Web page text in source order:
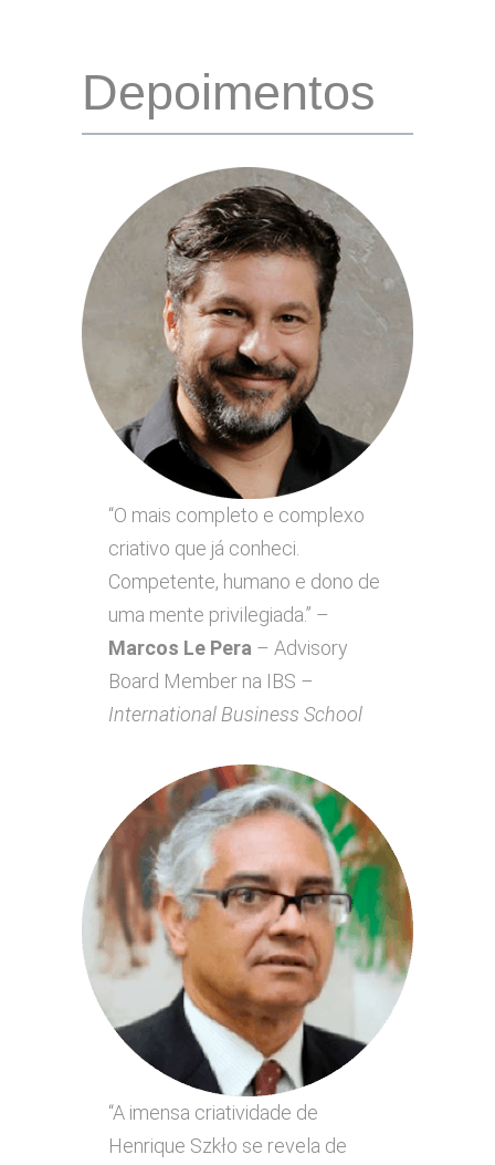
Depoimentos
“O mais completo e complexo
criativo que já conheci.
Competente, humano e dono de
uma mente privilegiada.” –
Marcos Le Pera – Advisory
Board Member na IBS –
International Business School
“A imensa criatividade de
Henrique Szkło se revela de